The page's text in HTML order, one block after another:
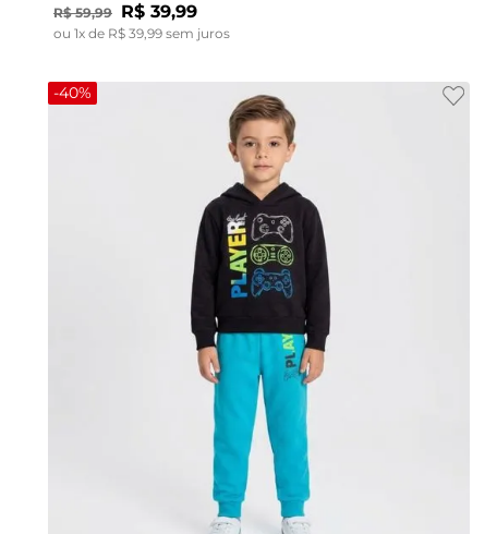
R$ 59,99 R$ 39,99
ou 1x de R$ 39 99 sem juros
-40%